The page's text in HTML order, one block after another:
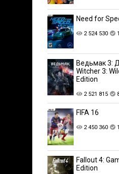
Need for
2 524 530
Ведьмак 3:
Witcher 3:
Edition
2 521 815
FIFA 16
2 450 360
Fallout 4:
Edition